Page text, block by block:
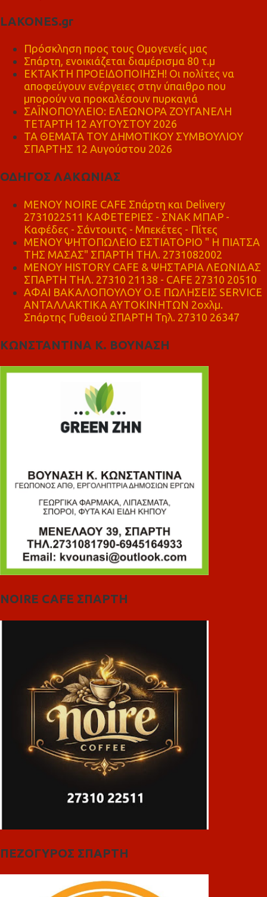
LAKONES.gr
Πρόσκληση προς τους Ομογενείς μας
Σπάρτη, ενοικιάζεται διαμέρισμα 80 τ.μ
ΕΚΤΑΚΤΗ ΠΡΟΕΙΔΟΠΟΙΗΣΗ! Οι πολίτες να
αποφεύγουν ενέργειες στην ύπαιθρο που
μπορούν να προκαλέσουν πυρκαγιά
ΣΑΪΝΟΠΟΥΛΕΙΟ: ΕΛΕΩΝΟΡΑ ΖΟΥΓΑΝΕΛΗ
ΤΕΤΑΡΤΗ 12 ΑΥΓΟΥΣΤΟΥ 2026
ΤΑ ΘΕΜΑΤΑ ΤΟΥ ΔΗΜΟΤΙΚΟΥ ΣΥΜΒΟΥΛΙΟΥ
ΣΠΑΡΤΗΣ 12 Αυγούστου 2026
ΟΔΗΓΟΣ ΛΑΚΩΝΙΑΣ
MENOY NOIRE CAFE Σπάρτη και Delivery
2731022511 ΚΑΦΕΤΕΡΙΕΣ - ΣΝΑΚ ΜΠΑΡ -
Καφέδες - Σάντουιτς - Μπεκέτες - Πίτες
ΜΕΝΟΥ ΨΗΤΟΠΩΛΕΙΟ ΕΣΤΙΑΤΟΡΙΟ " Η ΠΙΑΤΣΑ
ΤΗΣ ΜΑΣΑΣ" ΣΠΑΡΤΗ ΤΗΛ. 2731082002
ΜΕΝΟΥ HISTORY CAFE & ΨΗΣΤΑΡΙΑ ΛΕΩΝΙΔΑΣ
ΣΠΑΡΤΗ ΤΗΛ. 27310 21138 - CAFE 27310 20510
ΑΦΑΙ ΒΑΚΑΛΟΠΟΥΛΟΥ Ο.Ε ΠΩΛΗΣΕΙΣ SERVICE
ΑΝΤΑΛΛΑΚΤΙΚΑ ΑΥΤΟΚΙΝΗΤΩΝ 2οχλμ.
Σπάρτης Γυθειού ΣΠΑΡΤΗ Τηλ. 27310 26347
ΚΩΝΣΤΑΝΤΙΝΑ Κ. ΒΟΥΝΑΣΗ
NOIRE CAFE ΣΠΑΡΤΗ
ΠΕΖΟΓΥΡΟΣ ΣΠΑΡΤΗ